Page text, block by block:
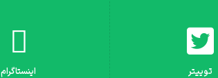
توییتر اینستاگرام